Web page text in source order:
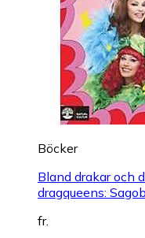
Böcker
Bland drakar och
dragqueens:
fr.